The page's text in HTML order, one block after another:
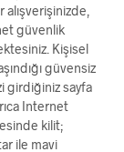
güvenlik
Kişisel
güvensiz
girdiğiniz sayfa
Internet
kilit;
ile mavi